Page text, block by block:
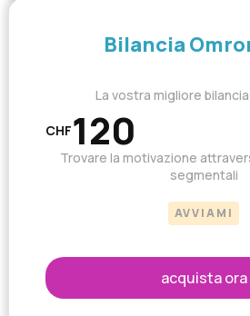
Bilancia
La vostra migliore
CHF120
Trovare la motivazione
segmentali
AVVIAMI
acquista ora